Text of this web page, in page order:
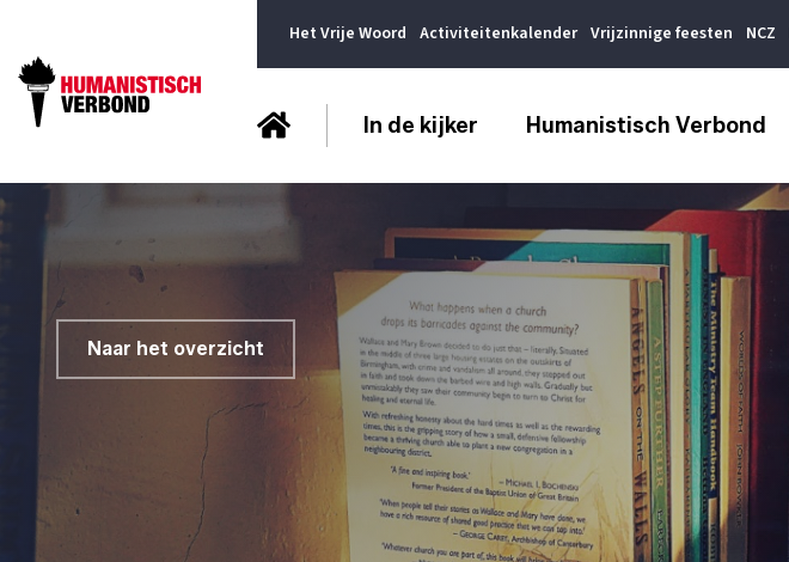
Het Vrije Woord Activiteitenkalender Vrijzinnige feesten NCZ
In de kijker Humanistisch Verbond
Naar het overzicht